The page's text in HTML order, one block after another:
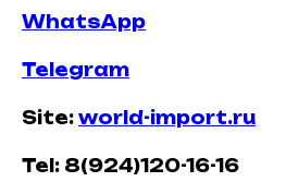
WhatsApp
Telegram
Site: world-import.ru
Tel: 8(924)120-16-16